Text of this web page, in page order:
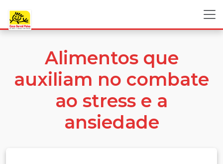
Alimentos que
auxiliam no combate
ao stress e a
ansiedade